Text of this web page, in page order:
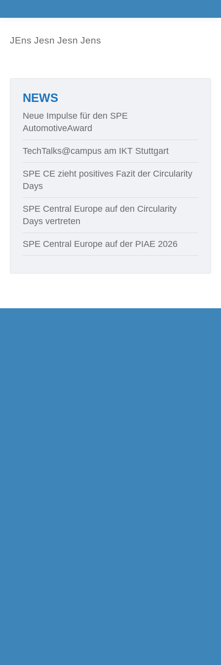
JEns Jesn Jesn Jens
NEWS
Neue Impulse für den SPE
AutomotiveAward
TechTalks@campus am IKT Stuttgart
SPE CE zieht positives Fazit der Circularity
Days
SPE Central Europe auf den Circularity
Days vertreten
SPE Central Europe auf der PIAE 2026